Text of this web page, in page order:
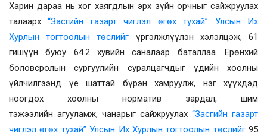
Харин дараа нь хог хаягдлын эрх зүйн орчныг сайжруулах
талаарх“Засгийн газарт чиглэл өгөх тухай” Улсын Их
Хурлын тогтоолын төслийг үргэлжлүүлэн хэлэлцэж, 61
гишүүн буюу 64.2 хувийн саналаар баталлаа. Ерөнхий
боловсролын сургуулийн суралцагчдыг үдийн хоолны
үйлчилгээнд үе шаттай бүрэн хамруулж, нэг хүүхдэд
ноогдох хоолны норматив зардал, шим
тэжээлийн агууламж, чанарыг сайжруулах “Засгийн газарт
чиглэл өгөх тухай” Улсын Их Хурлын тогтоолын төслийг95